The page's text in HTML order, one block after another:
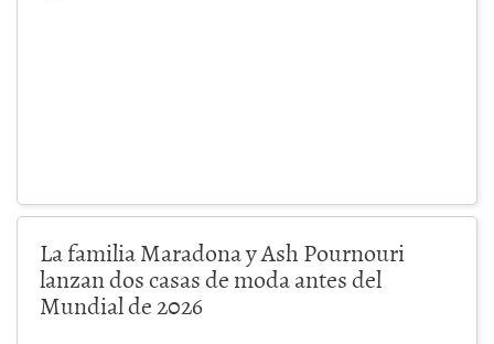
La familia Maradona y Ash Pournouri
lanzan dos casas de moda antes del
Mundial de 2026